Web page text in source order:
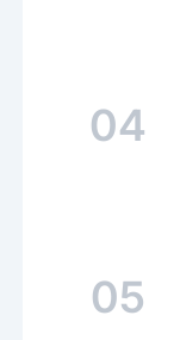
04
05